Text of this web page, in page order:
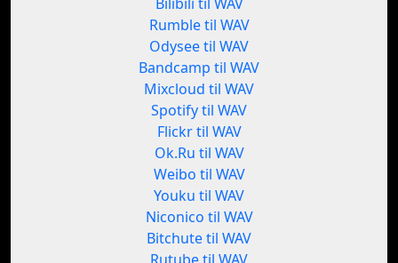
Rumble til WAV
Odysee til WAV
Bandcamp til WAV
Mixcloud til WAV
Spotify til WAV
Flickr til WAV
Ok.Ru til WAV
Weibo til WAV
Youku til WAV
Niconico til WAV
Bitchute til WAV